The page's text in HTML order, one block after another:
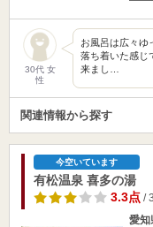
30代 女
性
お風呂は広々ゆ
落ち着いた感じ
来まし…
関連情報から探す
今空いています
有松温泉 喜多の湯
3.3点/
愛知